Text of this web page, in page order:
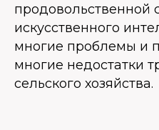
продовольственной
искусственного
многие проблемы и
многие недостатки
сельского хозяйства.